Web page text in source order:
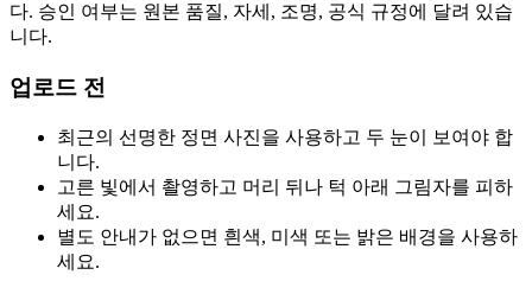
다. 승인 여부는 원본 품질, 자세, 조명, 공식 규정에 달려 있습
니다.
업로드 전
최근의 선명한 정면 사진을 사용하고 두 눈이 보여야 합
니다.
고른 빛에서 촬영하고 머리 뒤나 턱 아래 그림자를 피하
세요.
별도 안내가 없으면 흰색, 미색 또는 밝은 배경을 사용하
세요.